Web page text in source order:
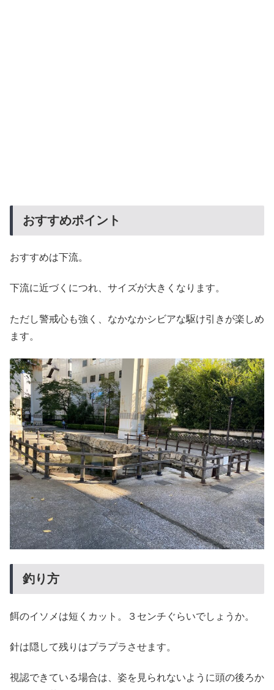
おすすめポイント
おすすめは下流。
下流に近づくにつれ、サイズが大きくなります。
ただし警戒心も強く、なかなかシビアな駆け引きが楽しめ
ます。
釣り方
餌のイソメは短くカット。３センチぐらいでしょうか。
針は隠して残りはプラプラさせます。
視認できている場合は、姿を見られないように頭の後ろか